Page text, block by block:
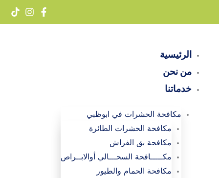
الرئيسية
من نحن
خدماتنا
مكافحة الحشرات في ابوظبي
مكافحة الحشرات الطائرة
مكافحة بق الفراش
مكـــــافحة السحـــالي أوالابــراص
مكافحة الحمام والطيور